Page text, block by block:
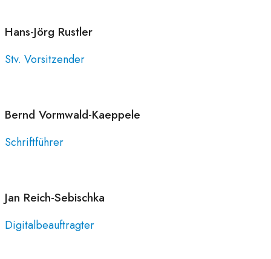
Hans-Jörg Rustler
Stv. Vorsitzender
Bernd Vormwald-Kaeppele
Schriftführer
Jan Reich-Sebischka
Digitalbeauftragter